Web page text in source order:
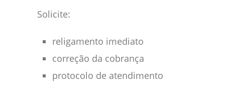
Solicite:
religamento imediato
correção da cobrança
protocolo de atendimento